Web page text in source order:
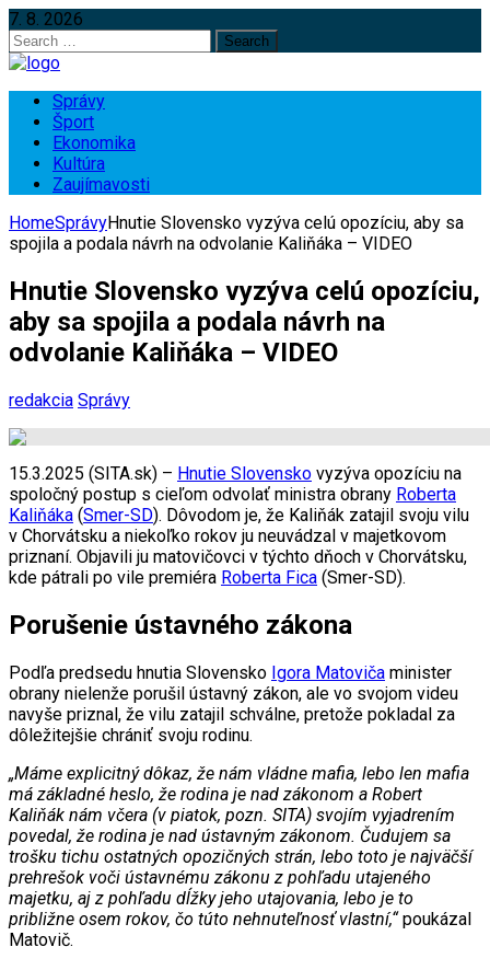
7. 8. 2026
Search
for:
Správy
Šport
Ekonomika
Kultúra
Zaujímavosti
HomeSprávyHnutie Slovensko vyzýva celú opozíciu, aby sa
spojila a podala návrh na odvolanie Kaliňáka – VIDEO
Hnutie Slovensko vyzýva celú opozíciu,
aby sa spojila a podala návrh na
odvolanie Kaliňáka – VIDEO
redakcia Správy
15.3.2025 (SITA.sk) – Hnutie Slovensko vyzýva opozíciu na
spoločný postup s cieľom odvolať ministra obrany Roberta
Kaliňáka (Smer-SD). Dôvodom je, že Kaliňák zatajil svoju vilu
v Chorvátsku a niekoľko rokov ju neuvádzal v majetkovom
priznaní. Objavili ju matovičovci v týchto dňoch v Chorvátsku,
kde pátrali po vile premiéra Roberta Fica (Smer-SD).
Porušenie ústavného zákona
Podľa predsedu hnutia Slovensko Igora Matoviča minister
obrany nielenže porušil ústavný zákon, ale vo svojom videu
navyše priznal, že vilu zatajil schválne, pretože pokladal za
dôležitejšie chrániť svoju rodinu.
„Máme explicitný dôkaz, že nám vládne mafia, lebo len mafia
má základné heslo, že rodina je nad zákonom a Robert
Kaliňák nám včera (v piatok, pozn. SITA) svojím vyjadrením
povedal, že rodina je nad ústavným zákonom. Čudujem sa
trošku tichu ostatných opozičných strán, lebo toto je najväčší
prehrešok voči ústavnému zákonu z pohľadu utajeného
majetku, aj z pohľadu dĺžky jeho utajovania, lebo je to
približne osem rokov, čo túto nehnuteľnosť vlastní,“poukázal
Matovič.